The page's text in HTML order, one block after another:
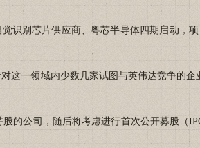
别芯片供应商、粤芯半导体四期启动，项
一领域内少数几家试图与英伟达竞争的
公司，随后将考虑进行首次公开募股（